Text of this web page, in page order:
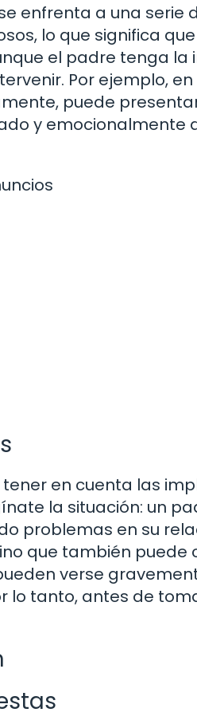
enfrenta a una serie
lo que significa
el padre tenga la
Por ejemplo,
puede
y
en cuenta las
la situación: un
problemas en su
que también puede
verse
lo tanto, antes de